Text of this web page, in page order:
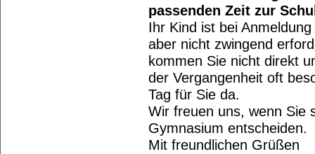
passenden Zeit zur
Ihr Kind ist bei
aber nicht zwingend
kommen Sie nicht direkt
der Vergangenheit oft
Tag für Sie da.
Wir freuen uns, wenn Sie
Gymnasium entscheiden.
Mit freundlichen Grüßen